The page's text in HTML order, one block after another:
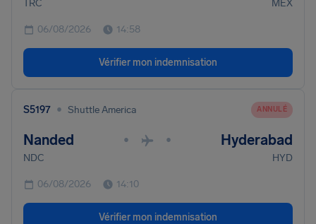
TRC MEX
06/08/2026 14:58
Vérifier mon indemnisation
S5197 • Shuttle America ANNULÉ
Nanded • • Hyderabad
NDC HYD
06/08/2026 14:10
Vérifier mon indemnisation